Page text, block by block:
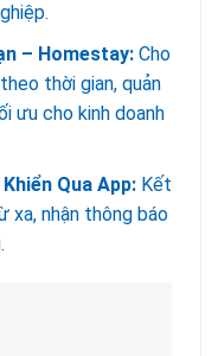
– Homestay: Cho
thời gian, quản
ưu cho kinh doanh
Qua App: Kết
xa, nhận thông báo